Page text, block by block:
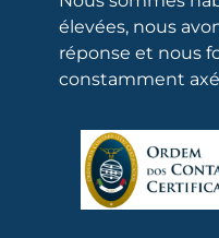
élevées, nous
réponse et nous
constamment